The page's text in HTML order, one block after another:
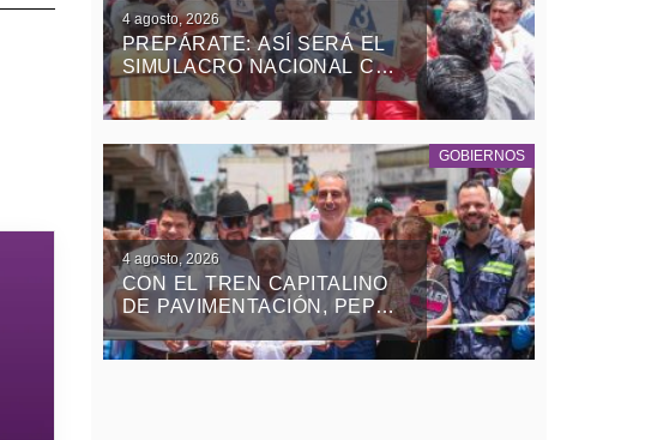
4 agosto, 2026
PREPÁRATE: ASÍ SERÁ EL
SIMULACRO NACIONAL CON
EPICENTRO EN PUEBLA
GOBIERNOS
4 agosto, 2026
CON EL TREN CAPITALINO
DE PAVIMENTACIÓN, PEPE
CHEDRAUI REHABILITA LAS
LATERALES DEL BULEVAR